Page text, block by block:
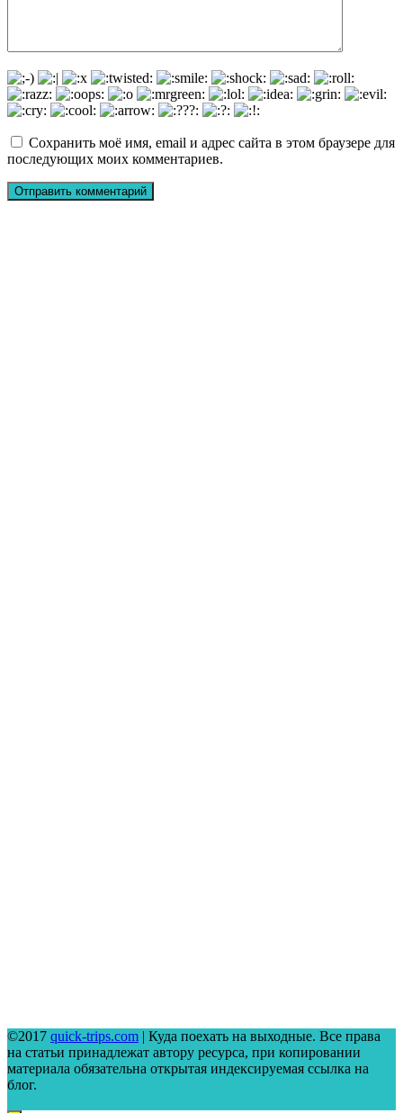
Сохранить моё имя, email и адрес сайта в этом браузере для
последующих моих комментариев.
©2017 quick-trips.com | Куда поехать на выходные. Все права
на статьи принадлежат автору ресурса, при копировании
материала обязательна открытая индексируемая ссылка на
блог.